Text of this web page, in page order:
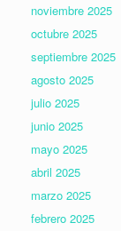
noviembre 2025
octubre 2025
septiembre 2025
agosto 2025
julio 2025
junio 2025
mayo 2025
abril 2025
marzo 2025
febrero 2025